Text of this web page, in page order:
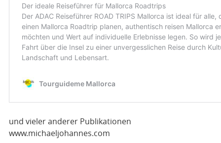
und vieler anderer Publikationen
www.michaeljohannes.com